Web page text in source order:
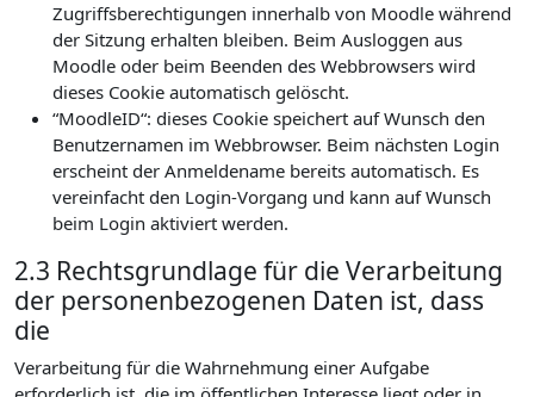
Zugriffsberechtigungen innerhalb von Moodle während
der Sitzung erhalten bleiben. Beim Ausloggen aus
Moodle oder beim Beenden des Webbrowsers wird
dieses Cookie automatisch gelöscht.
“MoodleID“: dieses Cookie speichert auf Wunsch den
Benutzernamen im Webbrowser. Beim nächsten Login
erscheint der Anmeldename bereits automatisch. Es
vereinfacht den Login-Vorgang und kann auf Wunsch
beim Login aktiviert werden.
2.3 Rechtsgrundlage für die Verarbeitung
der personenbezogenen Daten ist, dass
die
Verarbeitung für die Wahrnehmung einer Aufgabe